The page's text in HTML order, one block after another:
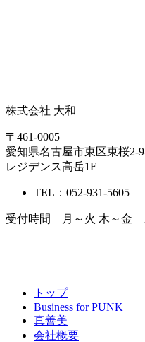
株式会社 大和
〒461-0005
愛知県名古屋市東区東桜2-
レジデンス高岳1F
TEL：052-931-5605
受付時間 月～火 木～金
トップ
Business for PUNK
真善美
会社概要